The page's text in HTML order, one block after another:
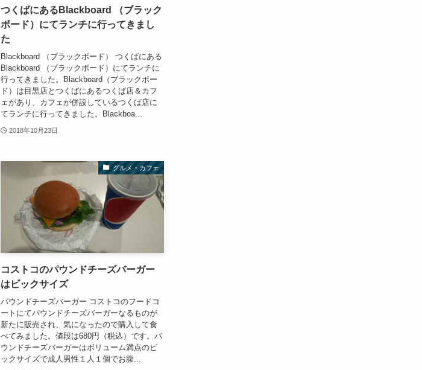
つくばにあるBlackboard （ブラック
ボード）にてランチに行ってきまし
た
Blackboard （ブラックボード） つくばにある
Blackboard （ブラックボード）にてランチに
行ってきました。Blackboard（ブラックボー
ド）は目黒店とつくばにあるつくば店＆カフ
ェがあり、カフェが併設しているつくば店に
てランチに行ってきました。Blackboa...
2018年10月23日
グルメ・カフェ
コストコのパウンドチーズバーガー
はビックサイズ
パウンドチーズバーガー コストコのフードコ
ートにてパウンドチーズバーガーなるものが
新たに販売され、気になったので購入して食
べてみました。値段は680円（税込）です。パ
ウンドチーズバーガーはボリューム満点のビ
ックサイズで成人男性１人１個でお腹...